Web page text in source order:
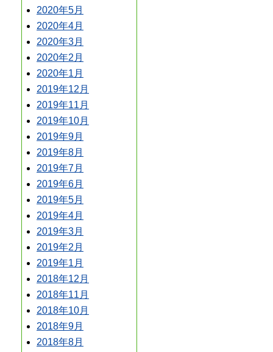
2020年5月
2020年4月
2020年3月
2020年2月
2020年1月
2019年12月
2019年11月
2019年10月
2019年9月
2019年8月
2019年7月
2019年6月
2019年5月
2019年4月
2019年3月
2019年2月
2019年1月
2018年12月
2018年11月
2018年10月
2018年9月
2018年8月